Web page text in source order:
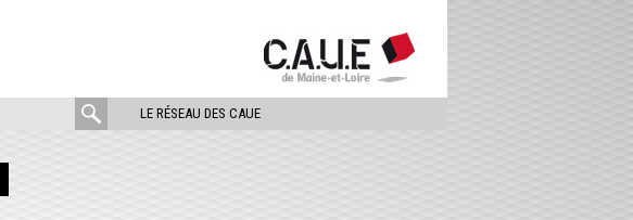
LE RÉSEAU DES CAUE
rechercher
: